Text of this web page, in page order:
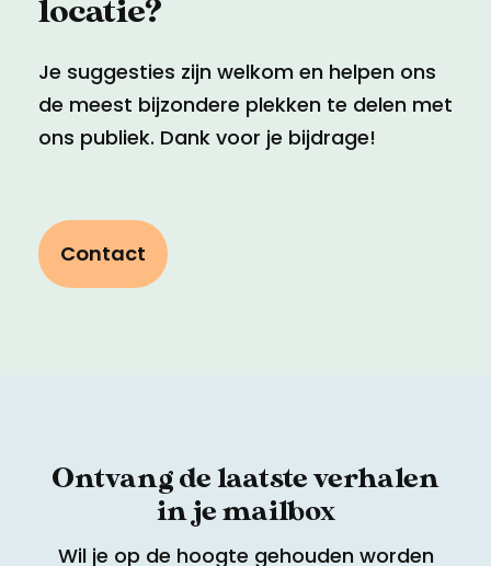
locatie?
Je suggesties zijn welkom en helpen ons
de meest bijzondere plekken te delen met
ons publiek. Dank voor je bijdrage!
Contact
Ontvang de laatste verhalen
in je mailbox
Wil je op de hoogte gehouden worden